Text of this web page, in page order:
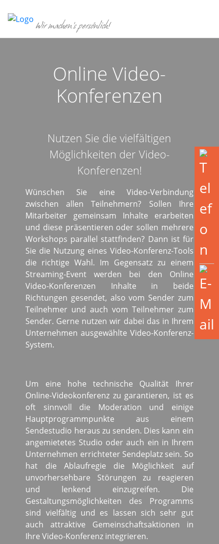
Wir machen's persönlich!
Online Video-
Konferenzen
Nutzen Sie die vielfältigen
Möglichkeiten der Video-
Konferenzen!
Wünschen Sie eine Video-Verbindung
zwischen allen Teilnehmern? Sollen Ihre
Mitarbeiter gemeinsam Inhalte erarbeiten
und diese präsentieren oder sollen mehrere
Workshops parallel stattfinden? Dann ist für
Sie die Nutzung eines Video-Konferenz-Tools
die richtige Wahl. Im Gegensatz zu einem
Streaming-Event werden bei den Online
Video-Konferenzen Inhalte in beide
Richtungen gesendet, also vom Sender zum
Teilnehmer und auch vom Teilnehmer zum
Sender. Gerne nutzen wir dabei das in Ihrem
Unternehmen ausgewählte Video-Konferenz-
System.
Um eine hohe technische Qualität Ihrer
Online-Videokonferenz zu garantieren, ist es
oft sinnvoll die Moderation und einige
Hauptprogrammpunkte aus einem
Sendestudio heraus zu senden. Dies kann ein
angemietetes Studio oder auch ein in Ihrem
Unternehmen errichteter Sendeplatz sein. So
hat die Ablaufregie die Möglichkeit auf
unvorhersehbare Störungen zu reagieren
und lenkend einzugreifen. Die
Gestaltungsmöglichkeiten des Programms
sind vielfältig und es lassen sich sehr gut
auch attraktive Gemeinschaftsaktionen in
Ihre Video-Konferenz integrieren.